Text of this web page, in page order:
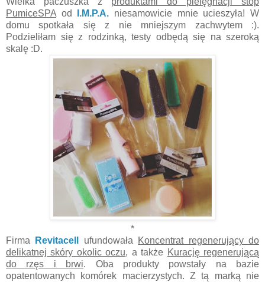
PumiceSPA od I.M.P.A. niesamowicie mnie ucieszyła! W
domu spotkała się z nie mniejszym zachwytem :).
Podzieliłam się z rodzinką, testy odbędą się na szeroką
skalę :D.
*
Firma
Revitacell ufundowała
Koncentrat regenerujący do
delikatnej skóry okolic oczu, a także Kurację regenerującą
do rzęs i brwi. Oba produkty powstały na bazie
opatentowanych komórek macierzystych. Z tą marką nie